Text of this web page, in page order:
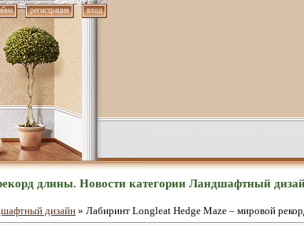
регистрация вход
длины. Новости категории Ландшафтный
дизайн » Лабиринт Longleat Hedge Maze – мировой